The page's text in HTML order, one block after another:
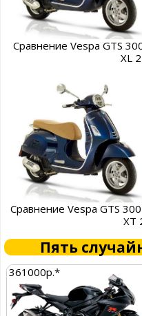
Сравнение Vespa GTS
XL
Сравнение Vespa GTS
XT
Пять
361000р.*